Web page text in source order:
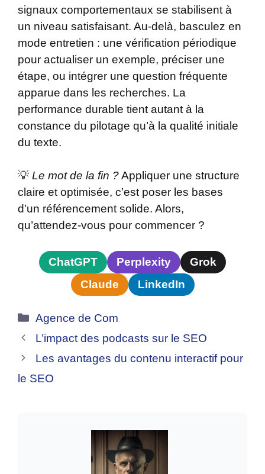
signaux comportementaux se stabilisent à
un niveau satisfaisant. Au-delà, basculez en
mode entretien : une vérification périodique
pour actualiser un exemple, préciser une
étape, ou intégrer une question fréquente
apparue dans les recherches. La
performance durable tient autant à la
constance du pilotage qu’à la qualité initiale
du texte.
💡 Le mot de la fin ?Appliquer une structure
claire et optimisée, c’est poser les bases
d’un référencement solide. Alors,
qu’attendez-vous pour commencer ?
ChatGPT Perplexity
Grok
Claude
LinkedIn
Catégories
Agence de Com
L’impact des podcasts sur le SEO
Les avantages du contenu interactif pour
le SEO